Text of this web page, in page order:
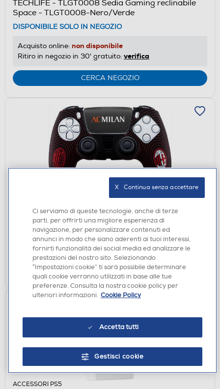
TECHLIFE - TLGT0008 Sedia Gaming reclinabile
Space - TLGT0008-Nero/Verde
DISPONIBILE SOLO IN NEGOZIO
Acquisto online: non disponibile
Ritiro in negozio in 30' gratuito: verifica
CERCA NEGOZIO
DISPONIBILE SOLO IN NEGOZIO
Acquisto online:non disponibile
Ritiro in negozio in 30' gratuito:verifica
CERCA NEGOZIO
ACCESSORI PS5
Ci serviamo di queste tecnologie, anche di terze
parti, per offrirti una migliore esperienza di
navigazione, per personalizzare contenuti ed
annunci in modo che siano aderenti ai tuoi interessi,
fornirti funzionalità dei social media ed analizzare le
prestazioni del nostro sito. Selezionando
“Impostazioni cookie” ti sarà possibile determinare
quali cookie verranno utilizzati in base alle tue
preferenze. Consulta la nostra cookie policy per
ulteriori informazioni. Cookie Policy
Accetta tutti
Gestisci cookie
X   Continua senza accettare